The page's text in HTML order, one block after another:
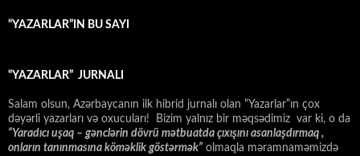
“YAZARLAR”IN BU SAYI
“YAZARLAR” JURNALI
Salam olsun, Azərbaycanın ilk hibrid jurnalı olan “Yazarlar”ın çox
dəyərli yazarları və oxucuları! Bizim yalnız bir məqsədimiz var ki, o da
“Yaradıcı uşaq – gәnclәrin dövrü mәtbuatda çıxışını asanlaşdırmaq ,
onların tanınmasına kömәklik göstәrmәk” olmaqla məramnaməmizdə